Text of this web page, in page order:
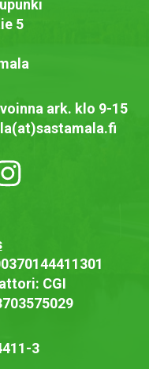
5
ark. klo 9-15
CGI
3